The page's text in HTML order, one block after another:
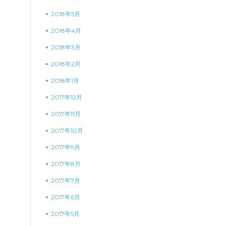
2018年5月
2018年4月
2018年3月
2018年2月
2018年1月
2017年12月
2017年11月
2017年10月
2017年9月
2017年8月
2017年7月
2017年6月
2017年5月